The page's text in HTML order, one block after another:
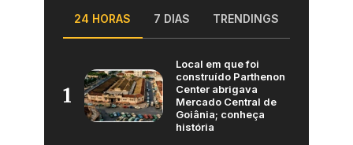
24 HORAS 7 DIAS TRENDINGS
1
Local em que foi
construído Parthenon
Center abrigava
Mercado Central de
Goiânia; conheça
história